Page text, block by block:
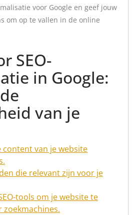
voor Google en geef jouw
om op te vallen in de online
SEO-
in Google:
van je
van je website
die relevant zijn voor je
tools om je website te